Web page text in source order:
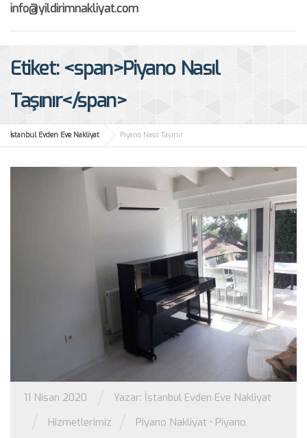
info@yildirimnakliyat.com
Etiket: <span>Piyano Nasıl
Taşınır</span>
İstanbul Evden Eve Nakliyat Piyano Nasıl Taşınır
11 Nisan 2020 Yazar: İstanbul Evden Eve Nakliyat
Hizmetlerimiz Piyano Nakliyat • Piyano